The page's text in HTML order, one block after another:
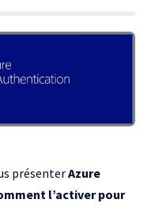
présenterAzure
l’activer pour